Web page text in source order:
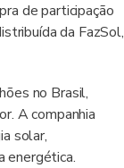
de participação
da FazSol,
no Brasil,
A companhia
solar,
energética.